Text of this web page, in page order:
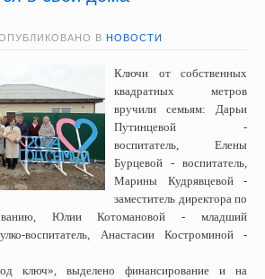
ОПУБЛИКОВАНО В НОВОСТИ
Ключи от собственных
квадратных метров
вручили семьям: Дарьи
Путинцевой -
воспитатель, Елены
Бурцевой - воспитатель,
Марины Кудрявцевой -
заместитель директора по
Юлии Котомановой - младший
воспитатель, Анастасии Костроминой -
ключ», выделено финансирование и на